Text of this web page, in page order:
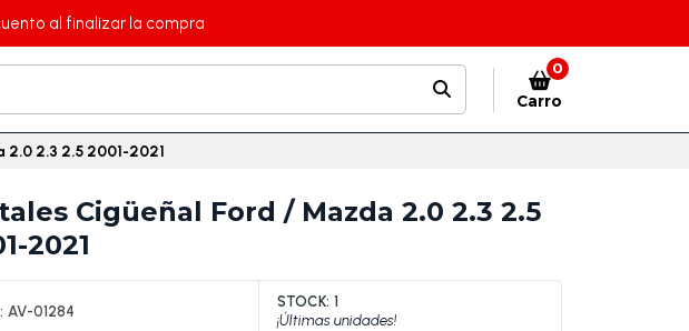
al finalizar la compra
0
Carro
2.0 2.3 2.5 2001-2021
Cigüeñal Ford / Mazda 2.0 2.3 2.5
2021
AV-01284
STOCK: 1
¡Últimas unidades!